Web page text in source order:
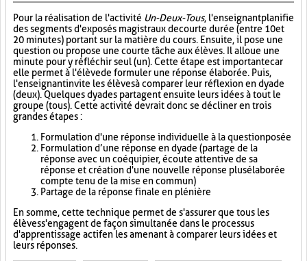
Pour la réalisation de l'activité Un-Deux-Tous, l'enseignant planifie
des segments d'exposés magistraux de courte durée (entre 10 et
20 minutes) portant sur la matière du cours. Ensuite, il pose une
question ou propose une courte tâche aux élèves. Il alloue une
minute pour y réfléchir seul (un). Cette étape est importante car
elle permet à l'élève de formuler une réponse élaborée. Puis,
l'enseignant invite les élèves à comparer leur réflexion en dyade
(deux). Quelques dyades partagent ensuite leurs idées à tout le
groupe (tous). Cette activité devrait donc se décliner en trois
grandes étapes :
Formulation d'une réponse individuelle à la question posée
Formulation d’une réponse en dyade (partage de la
réponse avec un coéquipier, écoute attentive de sa
réponse et création d'une nouvelle réponse plus élaborée
compte tenu de la mise en commun)
Partage de la réponse finale en plénière
En somme, cette technique permet de s'assurer que tous les
élèves s'engagent de façon simultanée dans le processus
d'apprentissage actif en les amenant à comparer leurs idées et
leurs réponses.